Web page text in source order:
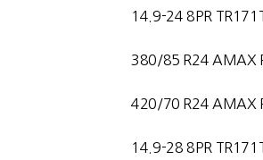
14.9-24 8PR
380/85 R24 AMAX
420/70 R24 AMAX
14.9-28 8PR